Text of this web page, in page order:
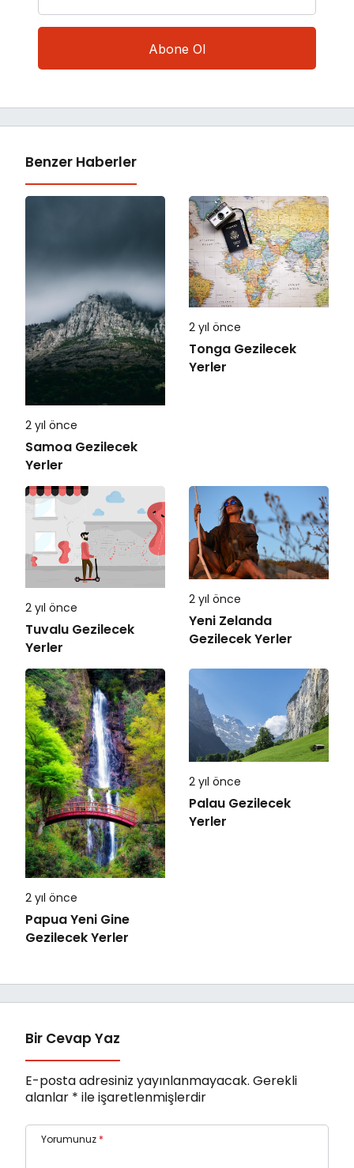
Benzer Haberler
2 yıl önce
Samoa Gezilecek
Yerler
2 yıl önce
Tonga Gezilecek
Yerler
2 yıl önce
Tuvalu Gezilecek
Yerler
2 yıl önce
Yeni Zelanda
Gezilecek Yerler
2 yıl önce
Papua Yeni Gine
Gezilecek Yerler
2 yıl önce
Palau Gezilecek
Yerler
Bir Cevap Yaz
E-posta adresiniz yayınlanmayacak. Gerekli
alanlar * ile işaretlenmişlerdir
Yorumunuz *